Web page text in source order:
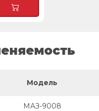
Модель
МАЗ-9008